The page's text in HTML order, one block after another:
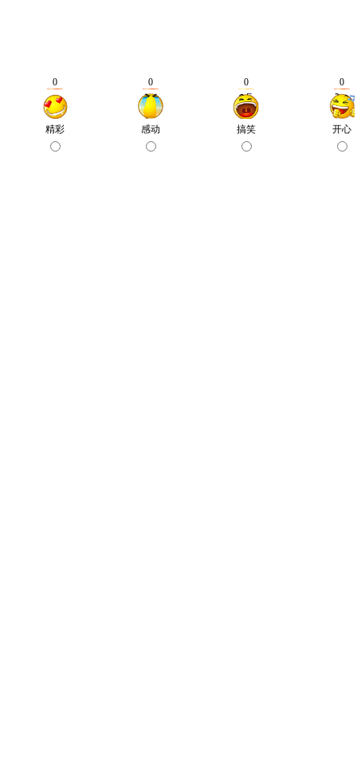
0
精彩
0
感动
0
搞笑
0
开心